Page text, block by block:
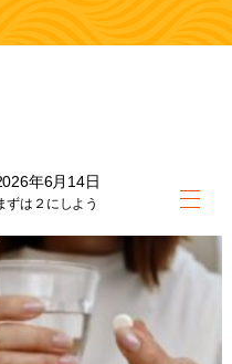
年6月14日
ずは２にしよう